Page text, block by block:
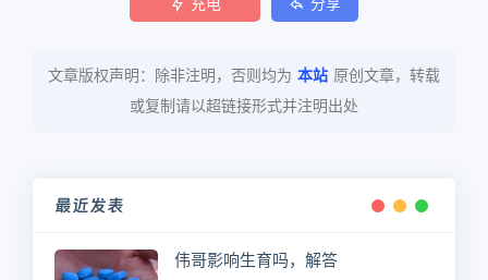
文章版权声明：除非注明，否则均为 本站 原创文章，转载
或复制请以超链接形式并注明出处
最近发表
伟哥影响生育吗，解答